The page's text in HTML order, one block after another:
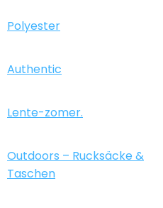
‎Polyester
‎Authentic
‎Lente-zomer.
‎Outdoors – Rucksäcke &
Taschen